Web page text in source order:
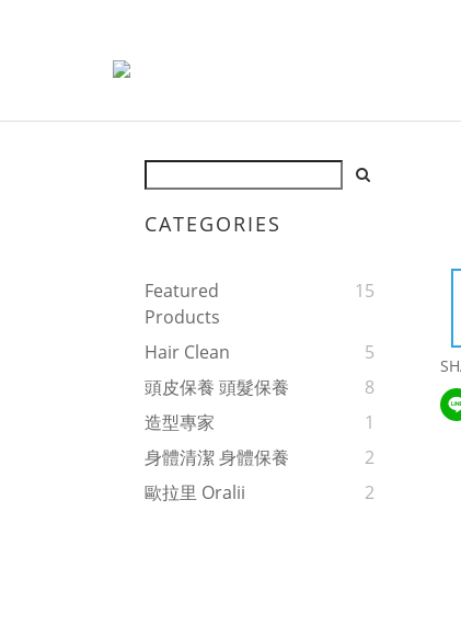
CATEGORIES
Featured
Products
15
Hair Clean
5
頭皮保養 頭髮保養
8
造型專家
1
身體清潔 身體保養
2
歐拉里 Oralii
2